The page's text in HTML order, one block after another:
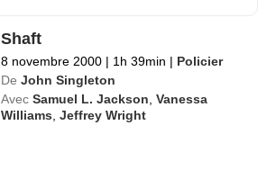
Shaft
8 novembre 2000 | 1h 39min | Policier
De John Singleton
Avec Samuel L. Jackson ,Vanessa
Williams ,Jeffrey Wright